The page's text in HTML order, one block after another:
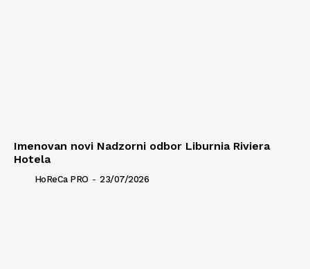
Imenovan novi Nadzorni odbor Liburnia Riviera
Hotela
HoReCa PRO - 23/07/2026